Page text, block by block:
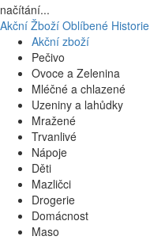
načítání...
Akční Žboží Oblíbené Historie
Akční zboží
Pečivo
Ovoce a Zelenina
Mléčné a chlazené
Uzeniny a lahůdky
Mražené
Trvanlivé
Nápoje
Děti
Mazličci
Drogerie
Domácnost
Maso